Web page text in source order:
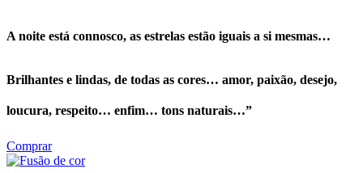
A noite está connosco, as estrelas estão iguais a si mesmas…
Brilhantes e lindas, de todas as cores… amor, paixão, desejo,
loucura, respeito… enfim… tons naturais…”
Comprar